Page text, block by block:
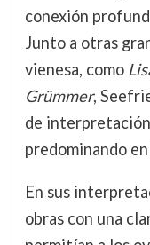
conexión
Junto a otras
vienesa, como
Grümmer,
de
predominando
En sus
obras con una